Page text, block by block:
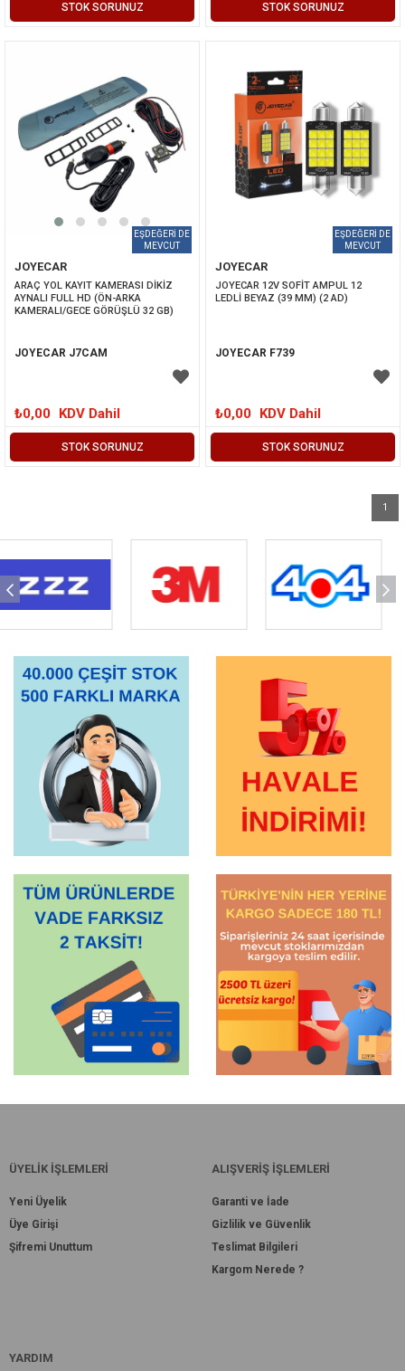
STOK SORUNUZ STOK SORUNUZ
STOK SORUNUZ
JOYECAR
ARAÇ YOL KAYIT KAMERASI DİKİZ
AYNALI FULL HD (ÖN-ARKA
KAMERALI/GECE GÖRÜŞLÜ 32 GB)
JOYECAR J7CAM
₺0,00 KDV Dahil
STOK SORUNUZ
JOYECAR
JOYECAR 12V SOFİT AMPUL 12
LEDLİ BEYAZ (39 MM) (2 AD)
JOYECAR F739
₺0,00 KDV Dahil
1
ÜYELİK İŞLEMLERİ
Yeni Üyelik
Üye Girişi
Şifremi Unuttum
ALIŞVERİŞ İŞLEMLERİ
Garanti ve İade
Gizlilik ve Güvenlik
Teslimat Bilgileri
Kargom Nerede ?
YARDIM